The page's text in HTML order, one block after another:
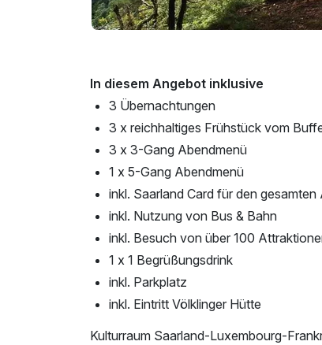
In diesem Angebot inklusive
3 Übernachtungen
3 x reichhaltiges Frühstück vom
3 x 3-Gang Abendmenü
1 x 5-Gang Abendmenü
inkl. Saarland Card für den
inkl. Nutzung von Bus & Bahn
inkl. Besuch von über 100
1 x 1 Begrüßungsdrink
inkl. Parkplatz
inkl. Eintritt Völklinger Hütte
Kulturraum Saarland-Luxembourg-